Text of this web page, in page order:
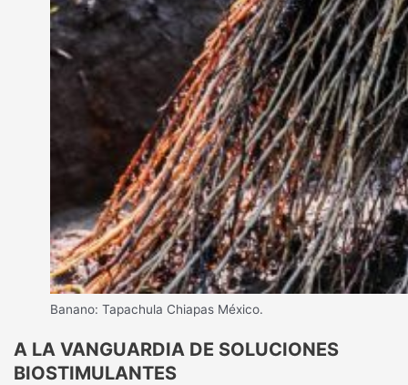
Banano: Tapachula Chiapas México.
A LA VANGUARDIA DE SOLUCIONES
BIOSTIMULANTES